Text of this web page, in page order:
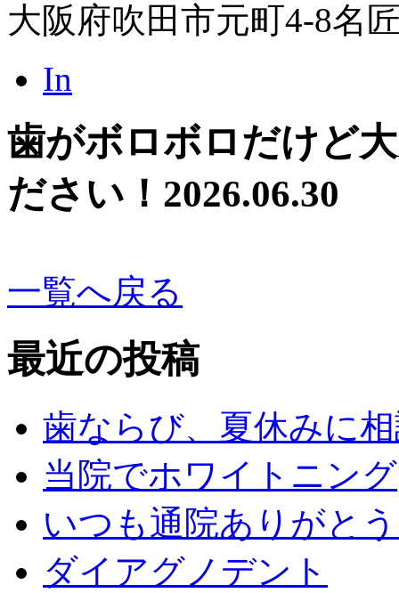
大阪府吹田市元町4-8名
In
歯がボロボロだけど
ださい！ 2026.06.30
一覧へ戻る
最近の投稿
歯ならび、夏休みに
当院でホワイトニング
いつも通院ありがと
ダイアグノデント